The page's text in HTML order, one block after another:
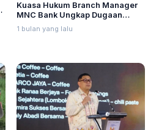
Kuasa Hukum Branch Manager
MNC Bank Ungkap Dugaan
Penganiayaan oleh Hary Tanoe
di MNC Towe
1 bulan yang lalu